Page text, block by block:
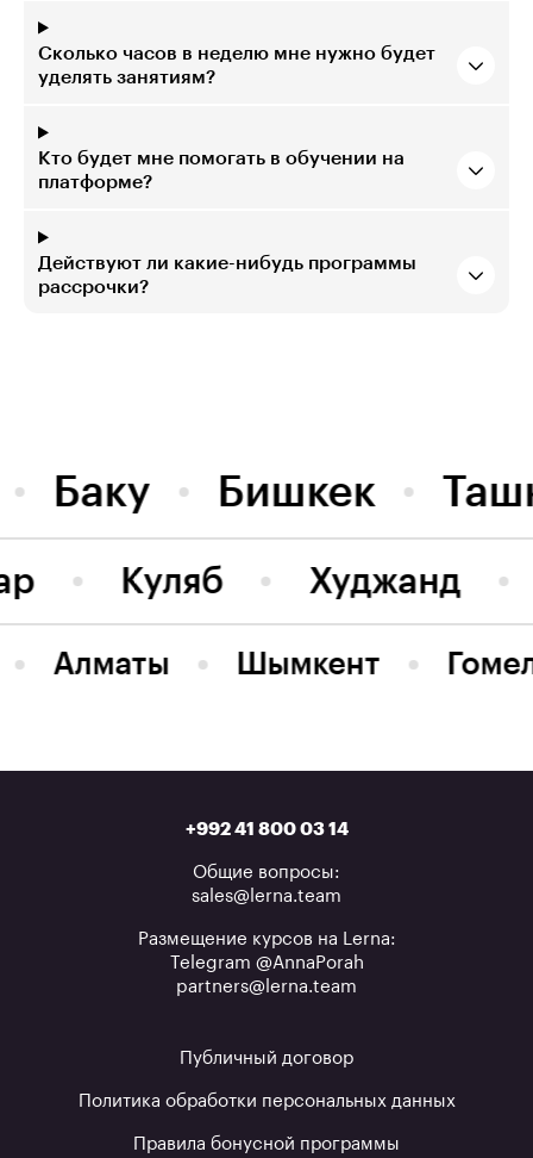
Сколько часов в неделю мне нужно будет
уделять занятиям?
Кто будет мне помогать в обучении на
платформе?
Действуют ли какие-нибудь программы
рассрочки?
Баку Бишкек
Худжанд
Куляб
Алматы Шымкент
+992 41 800 03 14
Общие вопросы:
sales@lerna.team
Размещение курсов на Lerna:
Telegram @AnnaPorah
partners@lerna.team
Публичный договор
Политика обработки персональных данных
Правила бонусной программы